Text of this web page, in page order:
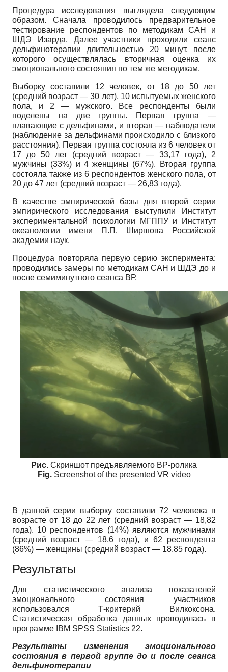
Процедура исследования выглядела следующим
образом. Сначала проводилось предварительное
тестирование респондентов по методикам САН и
ШДЭ Изарда. Далее участники проходили сеанс
дельфинотерапии длительностью 20 минут, после
которого осуществлялась вторичная оценка их
эмоционального состояния по тем же методикам.
Выборку составили 12 человек, от 18 до 50 лет
(средний возраст — 30 лет), 10 испытуемых женского
пола, и 2 — мужского. Все респонденты были
поделены на две группы. Первая группа —
плавающие с дельфинами, и вторая — наблюдатели
(наблюдение за дельфинами происходило с близкого
расстояния). Первая группа состояла из 6 человек от
17 до 50 лет (средний возраст — 33,17 года), 2
мужчины (33%) и 4 женщины (67%). Вторая группа
состояла также из 6 респондентов женского пола, от
20 до 47 лет (средний возраст — 26,83 года).
В качестве эмпирической базы для второй серии
эмпирического исследования выступили Институт
экспериментальной психологии МГППУ и Институт
океанологии имени П.П. Ширшова Российской
академии наук.
Процедура повторяла первую серию эксперимента:
проводились замеры по методикам САН и ШДЭ до и
после семиминутного сеанса ВР.
Рис. Скриншот предъявляемого ВР-ролика
Fig.Screenshot of the presented VR video
В данной серии выборку составили 72 человека в
возрасте от 18 до 22 лет (средний возраст — 18,82
года). 10 респондентов (14%) являются мужчинами
(средний возраст — 18,6 года), и 62 респондента
(86%) — женщины (средний возраст — 18,85 года).
Результаты
Для статистического анализа показателей
эмоционального состояния участников
использовался Т-критерий Вилкоксона.
Статистическая обработка данных проводилась в
программе IBM SPSS Statistics 22.
Результаты изменения эмоционального
состояния в первой группе до и после сеанса
дельфинотерапии